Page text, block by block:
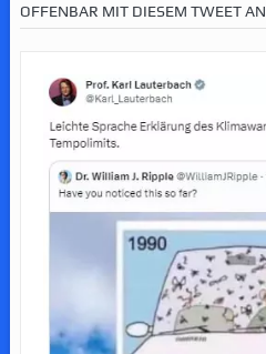
OFFENBAR MIT DIESEM TWEET AN